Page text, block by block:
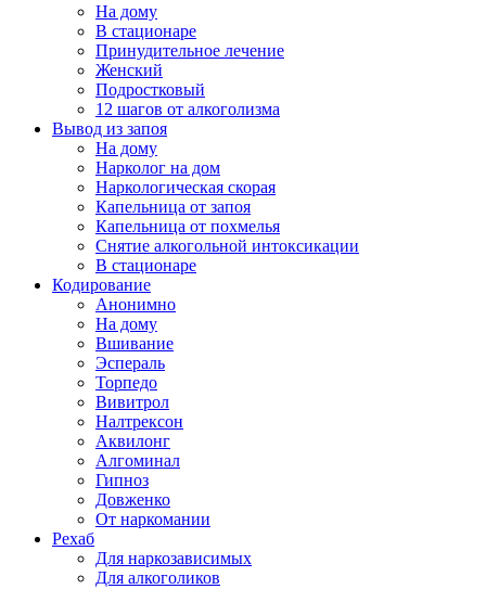
На дому
В стационаре
Принудительное лечение
Женский
Подростковый
12 шагов от алкоголизма
Вывод из запоя
На дому
Нарколог на дом
Наркологическая скорая
Капельница от запоя
Капельница от похмелья
Снятие алкогольной интоксикации
В стационаре
Кодирование
Анонимно
На дому
Вшивание
Эспераль
Торпедо
Вивитрол
Налтрексон
Аквилонг
Алгоминал
Гипноз
Довженко
От наркомании
Рехаб
Для наркозависимых
Для алкоголиков